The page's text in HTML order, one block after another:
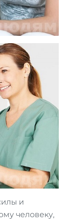
и
человеку,